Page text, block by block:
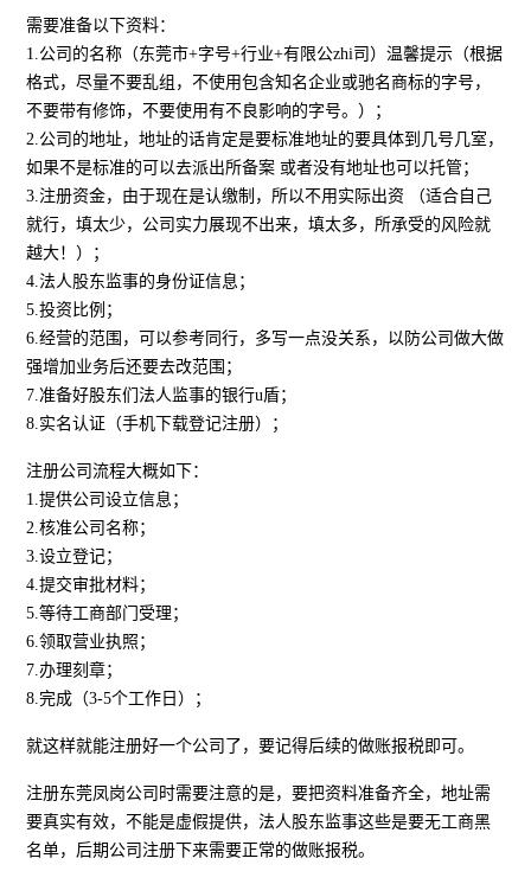
需要准备以下资料：
1.公司的名称（东莞市+字号+行业+有限公zhi司）温馨提示（根据
格式，尽量不要乱组，不使用包含知名企业或驰名商标的字号，
不要带有修饰，不要使用有不良影响的字号。）；
2.公司的地址，地址的话肯定是要标准地址的要具体到几号几室，
如果不是标准的可以去派出所备案 或者没有地址也可以托管；
3.注册资金，由于现在是认缴制，所以不用实际出资 （适合自己
就行，填太少，公司实力展现不出来，填太多，所承受的风险就
越大！）；
4.法人股东监事的身份证信息；
5.投资比例；
6.经营的范围，可以参考同行，多写一点没关系，以防公司做大做
强增加业务后还要去改范围；
7.准备好股东们法人监事的银行u盾；
8.实名认证（手机下载登记注册）；
注册公司流程大概如下：
1.提供公司设立信息；
2.核准公司名称；
3.设立登记；
4.提交审批材料；
5.等待工商部门受理；
6.领取营业执照；
7.办理刻章；
8.完成（3-5个工作日）；
就这样就能注册好一个公司了，要记得后续的做账报税即可。
注册东莞凤岗公司时需要注意的是，要把资料准备齐全，地址需
要真实有效，不能是虚假提供，法人股东监事这些是要无工商黑
名单，后期公司注册下来需要正常的做账报税。